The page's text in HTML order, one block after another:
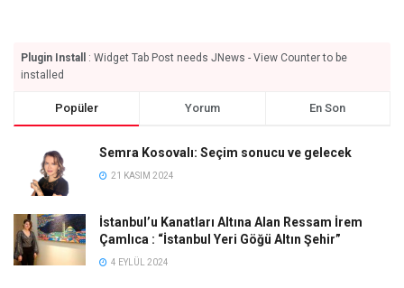
Plugin Install
: Widget Tab Post needs JNews - View Counter to be
installed
Popüler Yorum En Son
Semra Kosovalı: Seçim sonucu ve gelecek
21 KASIM 2024
İstanbul’u Kanatları Altına Alan Ressam İrem
Çamlıca : “İstanbul Yeri Göğü Altın Şehir”
4 EYLÜL 2024